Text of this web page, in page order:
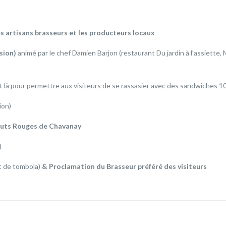
artisans brasseurs et les producteurs locaux
animé par le chef Damien Barjon (restaurant Du jardin à
là pour permettre aux visiteurs de se rassasier avec des sandwiches
Rouges de Chavanay
tombola) & Proclamation du Brasseur préféré des visiteurs